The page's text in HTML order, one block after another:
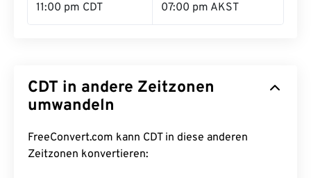
11:00 pm CDT 07:00 pm AKST
CDT in andere Zeitzonen
umwandeln
FreeConvert.com kann CDT in diese anderen
Zeitzonen konvertieren: